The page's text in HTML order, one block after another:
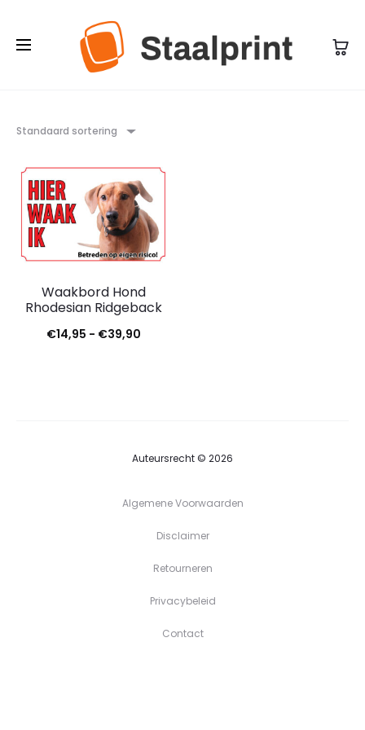
Standaard sortering
Waakbord Hond
Rhodesian Ridgeback
€14,95 - €39,90Prijsklasse:
Auteursrecht © 2026
Algemene Voorwaarden
Disclaimer
Retourneren
Privacybeleid
Contact